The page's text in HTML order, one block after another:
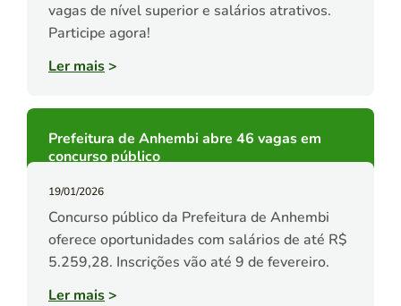
vagas de nível superior e salários atrativos.
Participe agora!
Ler mais>
Prefeitura de Anhembi abre 46 vagas em
concurso público
19/01/2026
Concurso público da Prefeitura de Anhembi
oferece oportunidades com salários de até R$
5.259,28. Inscrições vão até 9 de fevereiro.
Ler mais>